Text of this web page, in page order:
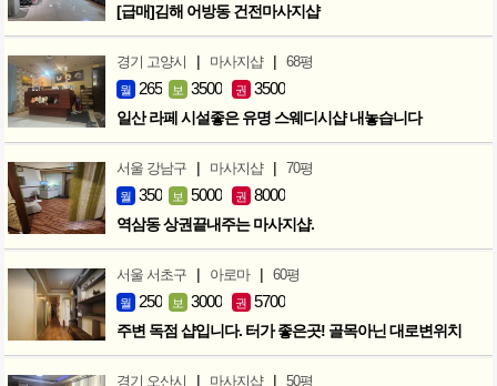
[급매]김해 어방동 건전마사지샵
경기 고양시 | 마사지샵 | 68평
월 265 보 3500 권 3500
일산 라페 시설좋은 유명 스웨디시샵 내놓습니다
서울 강남구 | 마사지샵 | 70평
월 350 보 5000 권 8000
역삼동 상권끝내주는 마사지샵.
서울 서초구 | 아로마 | 60평
월 250 보 3000 권 5700
주변 독점 샵입니다. 터가 좋은곳! 골목아닌 대로변위치
경기 오산시 | 마사지샵 | 50평